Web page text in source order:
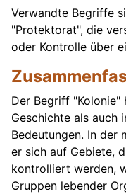
Verwandte Begriffe
"Protektorat", die
oder Kontrolle über
Der Begriff "Kolonie"
Geschichte als auch
Bedeutungen. In der
er sich auf Gebiete,
kontrolliert werden,
Gruppen lebender